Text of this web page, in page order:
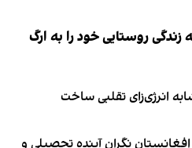
روستایی خود را به ارگ
نوشابه انرژی‌زای تقلبی ساخت
نگران آینده تحصیلی و